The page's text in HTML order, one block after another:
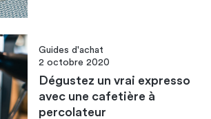
Guides d'achat
2 octobre 2020
Dégustez un vrai expresso
avec une cafetière à
percolateur